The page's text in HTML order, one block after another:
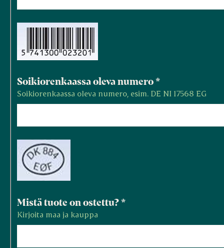
Soikiorenkaassa oleva numero*
Soikiorenkaassa oleva numero, esim. DE NI 17568 EG
Mistä tuote on ostettu?*
Kirjoita maa ja kauppa